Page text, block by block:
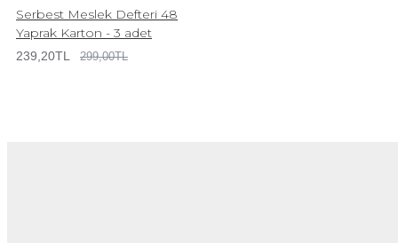
Serbest Meslek Defteri 48
Yaprak Karton - 3 adet
239,20TL 299,00TL